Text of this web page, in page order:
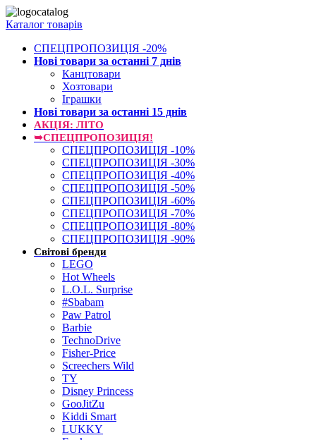
Каталог товарів
СПЕЦПРОПОЗИЦІЯ -20%
Нові товари за останнi 7 днiв
Канцтовари
Хозтовари
Іграшки
Нові товари за останнi 15 днiв
АКЦІЯ: ЛІТО
➥СПЕЦПРОПОЗИЦІЯ!
СПЕЦПРОПОЗИЦІЯ -10%
СПЕЦПРОПОЗИЦІЯ -30%
СПЕЦПРОПОЗИЦІЯ -40%
СПЕЦПРОПОЗИЦІЯ -50%
СПЕЦПРОПОЗИЦІЯ -60%
СПЕЦПРОПОЗИЦІЯ -70%
СПЕЦПРОПОЗИЦІЯ -80%
СПЕЦПРОПОЗИЦІЯ -90%
Світові бренди
LEGO
Hot Wheels
L.O.L. Surprise
#Sbabam
Paw Patrol
Barbie
TechnoDrive
Fisher-Price
Screechers Wild
TY
Disney Princess
GooJitZu
Kiddi Smart
LUKKY